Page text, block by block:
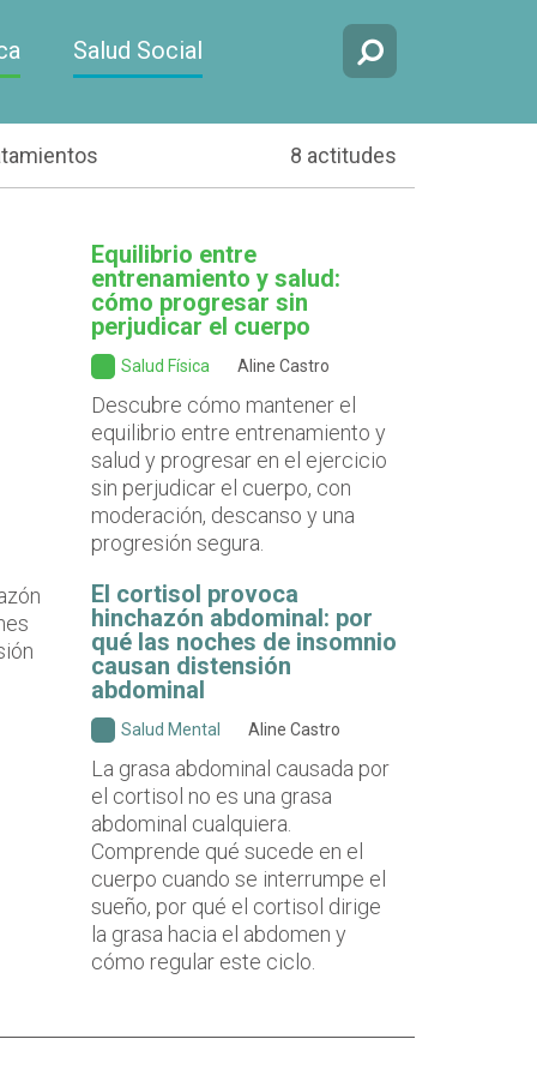
Salud Social
8 actitudes
Equilibrio entre
entrenamiento y salud:
cómo progresar sin
perjudicar el cuerpo
Salud Física Aline Castro
Descubre cómo mantener el
equilibrio entre entrenamiento y
salud y progresar en el ejercicio
sin perjudicar el cuerpo, con
moderación, descanso y una
progresión segura.
El cortisol provoca
hinchazón abdominal: por
qué las noches de insomnio
causan distensión
abdominal
Salud Mental Aline Castro
La grasa abdominal causada por
el cortisol no es una grasa
abdominal cualquiera.
Comprende qué sucede en el
cuerpo cuando se interrumpe el
sueño, por qué el cortisol dirige
la grasa hacia el abdomen y
cómo regular este ciclo.